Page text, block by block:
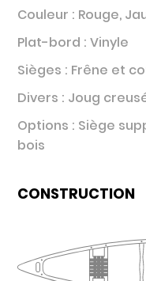
Couleur : Rouge,
Plat-bord : Vinyle
Sièges : Frêne et
Divers : Joug
Options : Siège
bois
CONSTRUCTION